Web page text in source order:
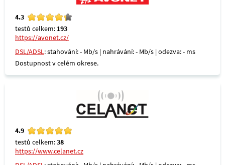
4.3
testů celkem: 193
https://avonet.cz/
DSL/ADSL: stahování: - Mb/s | nahrávání: - Mb/s | odezva: - ms
Dostupnost v celém okrese.
4.9
testů celkem:38
https://www.celanet.cz